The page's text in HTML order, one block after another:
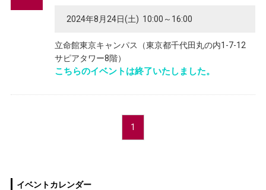
2024年8月24日(土) 10:00～16:00
立命館東京キャンパス（東京都千代田丸の内1-7-12
サピアタワー8階）
こちらのイベントは終了いたしました。
1
イベントカレンダー